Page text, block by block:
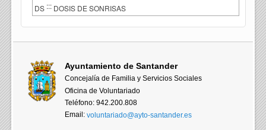
DS ::: DOSIS DE SONRISAS
Ayuntamiento de Santander
Concejalía de Familia y Servicios Sociales
Oficina de Voluntariado
Teléfono: 942.200.808
Email:voluntariado@ayto-santander.es